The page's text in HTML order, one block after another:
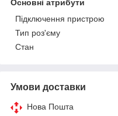
Основні атрибути
Підключення пристрою
Тип роз'єму
Стан
Умови доставки
Нова Пошта